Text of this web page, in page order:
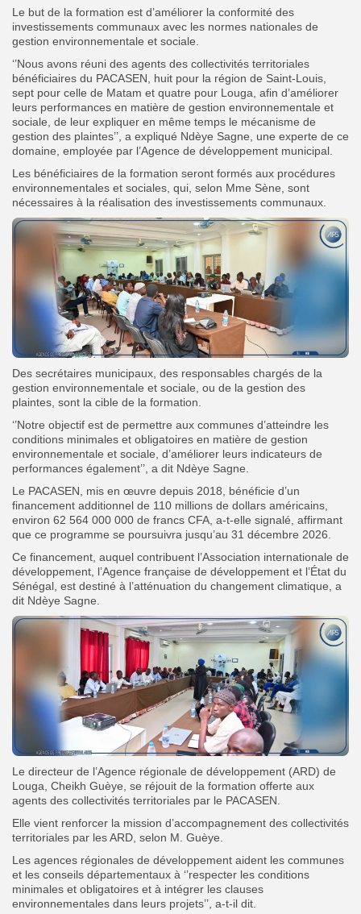
Le but de la formation est d’améliorer la conformité des
investissements communaux avec les normes nationales de
gestion environnementale et sociale.
‘’Nous avons réuni des agents des collectivités territoriales
bénéficiaires du PACASEN, huit pour la région de Saint-Louis,
sept pour celle de Matam et quatre pour Louga, afin d’améliorer
leurs performances en matière de gestion environnementale et
sociale, de leur expliquer en même temps le mécanisme de
gestion des plaintes’’, a expliqué Ndèye Sagne, une experte de ce
domaine, employée par l’Agence de développement municipal.
Les bénéficiaires de la formation seront formés aux procédures
environnementales et sociales, qui, selon Mme Sène, sont
nécessaires à la réalisation des investissements communaux.
Des secrétaires municipaux, des responsables chargés de la
gestion environnementale et sociale, ou de la gestion des
plaintes, sont la cible de la formation.
‘’Notre objectif est de permettre aux communes d’atteindre les
conditions minimales et obligatoires en matière de gestion
environnementale et sociale, d’améliorer leurs indicateurs de
performances également’’, a dit Ndèye Sagne.
Le PACASEN, mis en œuvre depuis 2018, bénéficie d’un
financement additionnel de 110 millions de dollars américains,
environ 62 564 000 000 de francs CFA, a-t-elle signalé, affirmant
que ce programme se poursuivra jusqu’au 31 décembre 2026.
Ce financement, auquel contribuent l’Association internationale de
développement, l’Agence française de développement et l’État du
Sénégal, est destiné à l’atténuation du changement climatique, a
dit Ndèye Sagne.
Le directeur de l’Agence régionale de développement (ARD) de
Louga, Cheikh Guèye, se réjouit de la formation offerte aux
agents des collectivités territoriales par le PACASEN.
Elle vient renforcer la mission d’accompagnement des collectivités
territoriales par les ARD, selon M. Guèye.
Les agences régionales de développement aident les communes
et les conseils départementaux à ‘’respecter les conditions
minimales et obligatoires et à intégrer les clauses
environnementales dans leurs projets’’, a-t-il dit.